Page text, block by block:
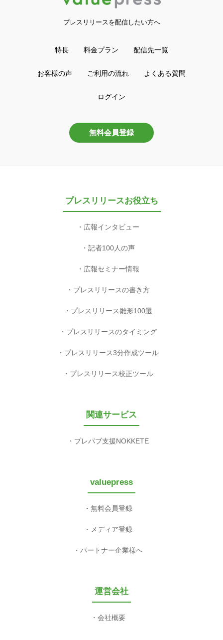
プレスリリースを配信したい方へ
特長 料金プラン 配信先一覧
お客様の声 ご利用の流れ よくある質問
ログイン
無料会員登録
プレスリリースお役立ち
広報インタビュー
記者100人の声
広報セミナー情報
プレスリリースの書き方
プレスリリース雛形100選
プレスリリースのタイミング
プレスリリース3分作成ツール
プレスリリース校正ツール
関連サービス
プレパブ支援NOKKETE
valuepress
無料会員登録
メディア登録
パートナー企業様へ
運営会社
会社概要